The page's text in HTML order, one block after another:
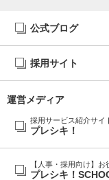
公式ブログ
採用サイト
運営メディア
採用サービス紹介サイ
プレシキ！
【人事・採用向け】
プレシキ！